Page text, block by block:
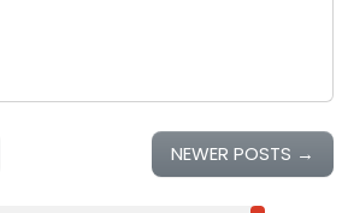
NEWER POSTS →